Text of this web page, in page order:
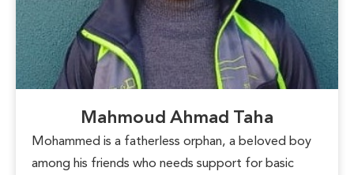
Mahmoud Ahmad Taha
Mohammed is a fatherless orphan, a beloved boy
among his friends who needs support for basic